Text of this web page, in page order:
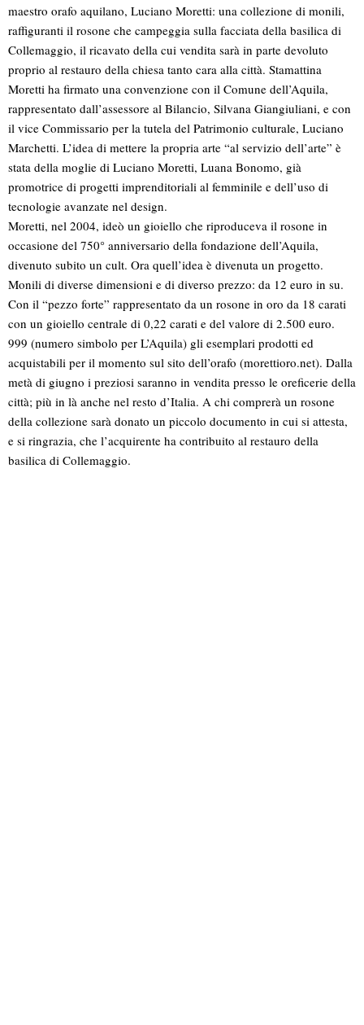
maestro orafo aquilano, Luciano Moretti: una collezione di monili,
raffiguranti il rosone che campeggia sulla facciata della basilica di
Collemaggio, il ricavato della cui vendita sarà in parte devoluto
proprio al restauro della chiesa tanto cara alla città. Stamattina
Moretti ha firmato una convenzione con il Comune dell’Aquila,
rappresentato dall’assessore al Bilancio, Silvana Giangiuliani, e con
il vice Commissario per la tutela del Patrimonio culturale, Luciano
Marchetti. L’idea di mettere la propria arte “al servizio dell’arte” è
stata della moglie di Luciano Moretti, Luana Bonomo, già
promotrice di progetti imprenditoriali al femminile e dell’uso di
tecnologie avanzate nel design.
Moretti, nel 2004, ideò un gioiello che riproduceva il rosone in
occasione del 750° anniversario della fondazione dell’Aquila,
divenuto subito un cult. Ora quell’idea è divenuta un progetto.
Monili di diverse dimensioni e di diverso prezzo: da 12 euro in su.
Con il “pezzo forte” rappresentato da un rosone in oro da 18 carati
con un gioiello centrale di 0,22 carati e del valore di 2.500 euro.
999 (numero simbolo per L’Aquila) gli esemplari prodotti ed
acquistabili per il momento sul sito dell’orafo (morettioro.net). Dalla
metà di giugno i preziosi saranno in vendita presso le oreficerie della
città; più in là anche nel resto d’Italia. A chi comprerà un rosone
della collezione sarà donato un piccolo documento in cui si attesta,
e si ringrazia, che l’acquirente ha contribuito al restauro della
basilica di Collemaggio.